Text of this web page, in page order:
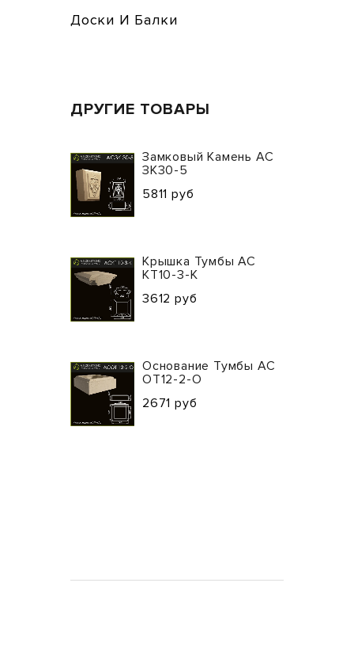
Доски И Балки
ДРУГИЕ ТОВАРЫ
Замковый Камень АС
ЗК30-5
5811 руб
Крышка Тумбы АС
КТ10-3-К
3612 руб
Основание Тумбы АС
ОТ12-2-О
2671 руб